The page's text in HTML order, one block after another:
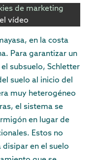
de marketing
vídeo
en la costa
Para garantizar un
subsuelo, Schletter
suelo al inicio del
muy heterogéneo
el sistema se
en lugar de
Estos no
en el suelo